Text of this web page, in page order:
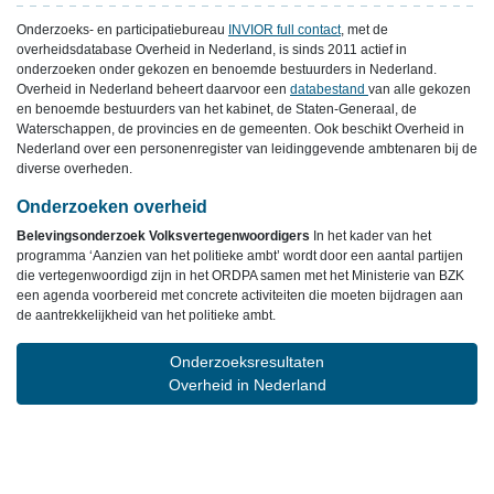
Onderzoeks- en participatiebureau INVIOR full contact, met de
overheidsdatabase Overheid in Nederland, is sinds 2011 actief in
onderzoeken onder gekozen en benoemde bestuurders in Nederland.
Overheid in Nederland beheert daarvoor een databestand van alle gekozen
en benoemde bestuurders van het kabinet, de Staten-Generaal, de
Waterschappen, de provincies en de gemeenten. Ook beschikt Overheid in
Nederland over een personenregister van leidinggevende ambtenaren bij de
diverse overheden.
Onderzoeken overheid
Belevingsonderzoek Volksvertegenwoordigers In het kader van het
programma ‘Aanzien van het politieke ambt’ wordt door een aantal partijen
die vertegenwoordigd zijn in het ORDPA samen met het Ministerie van BZK
een agenda voorbereid met concrete activiteiten die moeten bijdragen aan
de aantrekkelijkheid van het politieke ambt.
Onderzoeksresultaten
Overheid in Nederland